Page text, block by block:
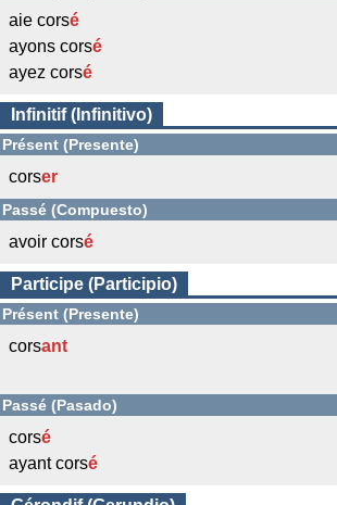
aie corsé
ayons corsé
ayez corsé
Infinitif (Infinitivo)
Présent (Presente)
corser
Passé (Compuesto)
avoir corsé
Participe (Participio)
Présent (Presente)
corsant
Passé (Pasado)
corsé
ayant corsé